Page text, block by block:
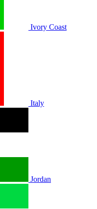
Ivory Coast
Italy
Jordan